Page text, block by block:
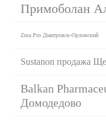
Примоболан
Zma Pro Дмитровск-Орловский
Sustanon продажа
Balkan
Домодедово